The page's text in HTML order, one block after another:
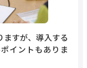
すが、導入する
イントもありま